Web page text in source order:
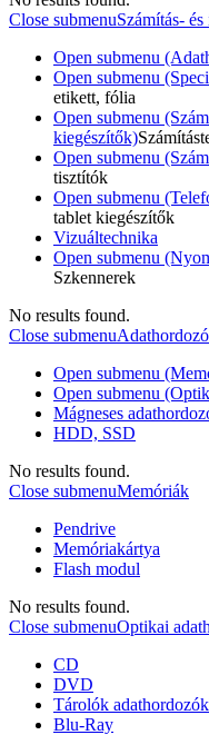
Close submenuSzámítás-
Open submenu
Open submenu
etikett, fólia
Open submenu
kiegészítők)
Open submenu
tisztítók
Open submenu
tablet kiegészítők
Vizuáltechnika
Open submenu
Szkennerek
No results found.
Close submenu
Open submenu
Open submenu
Mágneses
HDD, SSD
No results found.
Close submenuMemóriák
Pendrive
Memóriakártya
Flash modul
No results found.
Close submenuOptikai
CD
DVD
Tárolók
Blu-Ray